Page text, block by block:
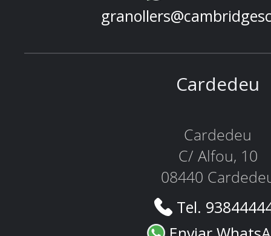
Cardedeu
Cardedeu
C/ Alfou, 10
08440
Tel.